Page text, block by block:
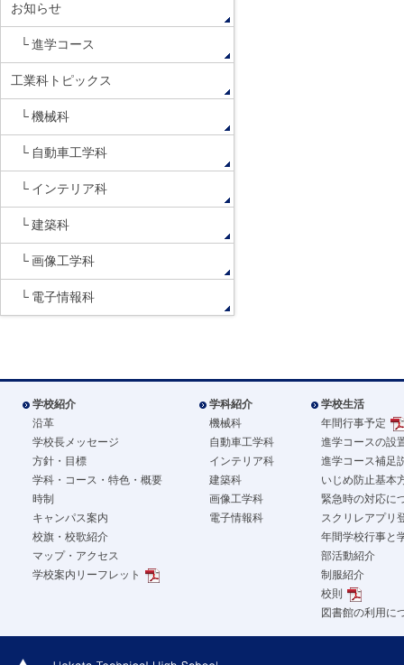
お知らせ
進学コース
工業科トピックス
機械科
自動車工学科
インテリア科
建築科
画像工学科
電子情報科
学校紹介
沿革
学校長メッセージ
方針・目標
学科・コース・特色・概要
時制
キャンパス案内
校旗・校歌紹介
マップ・アクセス
学校案内リーフレット
学科紹介
機械科
自動車工学科
インテリア科
建築科
画像工学科
電子情報科
学校生活
年間行事予定
進学コースの設
進学コース補足
いじめ防止基本
緊急時の対応に
スクリレアプリ
年間学校行事と
部活動紹介
制服紹介
校則
図書館の利用に